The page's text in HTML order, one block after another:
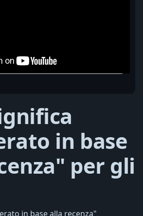
in base
per gli
in base alla recenza"